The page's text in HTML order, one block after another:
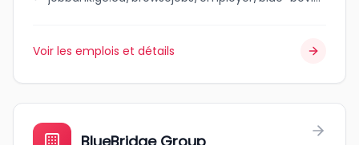
Voir les emplois et détails